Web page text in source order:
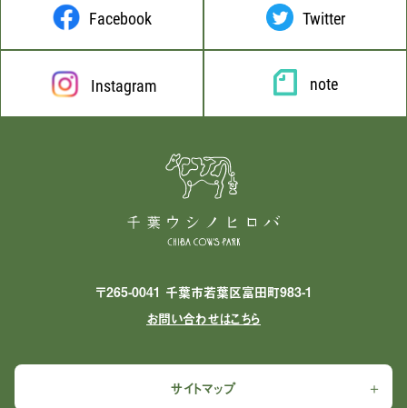
Facebook Twitter
Instagram note
〒265-0041 千葉市若葉区富田町983-1
お問い合わせはこちら
サイトマップ